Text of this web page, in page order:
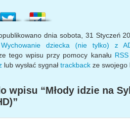
dnia sobota, 31 Styczeń
Wychowanie dziecka (nie tylko) z
tego wpisu przy pomocy kanału
lub wysłać sygnał trackbackze swojego
wpisu “Młody idzie na